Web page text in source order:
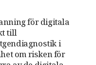
för digitala
till
i
om risken för